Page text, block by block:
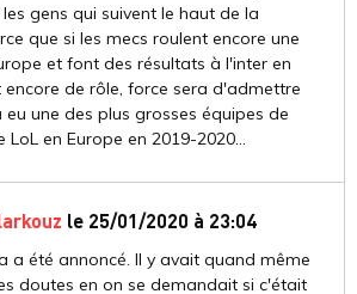
gens qui suivent le haut de la
que si les mecs roulent encore une
et font des résultats à l'inter en
encore de rôle, force sera d'admettre
une des plus grosses équipes de
LoL en Europe en 2019-2020...
le 25/01/2020 à 23:04
a été annoncé. Il y avait quand même
doutes en on se demandait si c'était